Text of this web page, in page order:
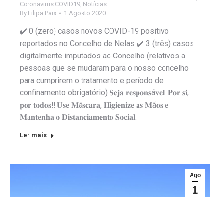
Coronavirus COVID19, Notícias
By Filipa Pais 1 Agosto 2020
✔️ 0 (zero) casos novos COVID-19 positivo
reportados no Concelho de Nelas ✔️ 3 (três) casos
digitalmente imputados ao Concelho (relativos a
pessoas que se mudaram para o nosso concelho
para cumprirem o tratamento e período de
confinamento obrigatório) 𝐒𝐞𝐣𝐚 𝐫𝐞𝐬𝐩𝐨𝐧𝐬á𝐯𝐞𝐥. 𝐏𝐨𝐫 𝐬𝐢,
𝐩𝐨𝐫 𝐭𝐨𝐝𝐨𝐬‼️ 𝐔𝐬𝐞 𝐌á𝐬𝐜𝐚𝐫𝐚, 𝐇𝐢𝐠𝐢𝐞𝐧𝐢𝐳𝐞 𝐚𝐬 𝐌ã𝐨𝐬 𝐞
𝐌𝐚𝐧𝐭𝐞𝐧𝐡𝐚 𝐨 𝐃𝐢𝐬𝐭𝐚𝐧𝐜𝐢𝐚𝐦𝐞𝐧𝐭𝐨 𝐒𝐨𝐜𝐢𝐚𝐥.
Ler mais
Ago
1